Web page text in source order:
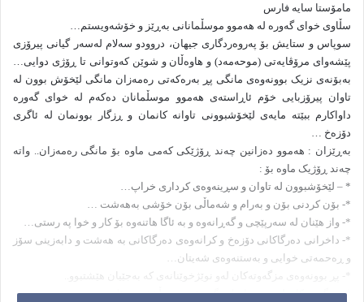
مامۆستا سایه‌ فارس
سڵاوی خوای گەورە لە هەموو موسڵمانانی بەڕێز و خۆشەویستم…
سوپاس و ستایش بۆ پەروەردگاری جیهان، دروودو سەلام لەسەر گیانی پیرۆزی
پێشەوای مرۆڤایەتی (موحەمەد) و هاوەڵان و شوێن کەوتوانی تا ڕۆژی دوایی…
بەبۆنەی نزیک بوونەوەی مانگی پڕ بەرەکەتی ره‌مه‌زان مانگی لێخۆش بوون لە
تاوان پیرۆزبایی خۆم ئاڕاستەی هەموو موسڵمانان دەکەم لە خوای گەورە
داواکارم ببێتە مایەی لێخۆشبوونى تاوانه کانمان و ڕزگار بوونمان لە ئاگری
دۆزەخ …
بەڕێزان : هەموو دەزانین چەند ڕۆژێکی کەمی ماوە بۆ مانگی ره‌مه‌زان.. واتە
چەند ڕۆژیک ماوە بۆ :
* – لێخۆشبوون لە تاوان و سڕینەوەی کرداری خراپ…
*- بۆن کردنی بۆن و بەرام و شەماڵی بۆن خۆشی بەهەشت …
*- واز هێنان لە سەرپێچی و گەڕانەوە و بە ئاگا هاتنەوە بۆ کار و خوا په رستی…
*- داخرانی دەرگاکانی دۆزەخ و کرانەوەی دەرگاکانی بە هەشت و دابەزینی سۆز
و ڕەحمەتی خوایی و بەستنەوەی شەیتان…
*- پڕ بوونەوەی مزگەوتەکان له‌و نوێژخوێنانه‌ی که‌ بەجێیان هێشتبوو..
*- مزگەوتەکان لە ره‌مه‌زاندا دەگەشێنەوە و ‌دڵخۆش و ئاسوودە دەبن…..